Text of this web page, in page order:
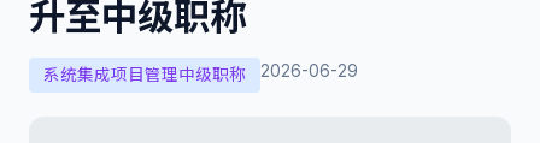
升至中级职称
系统集成项目管理中级职称 2026-06-29